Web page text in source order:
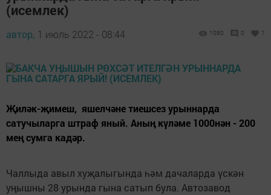
(исемлек)
автор, 1 июль 2022 - 08:44 1080 0 1
Җиләк-җимеш, яшелчәне тиешсез урыннарда
сатучыларга штраф яный. Аның күләме 1000нән - 200
мең сумга кадәр.
Чаллыда авыл хуҗалыгында һәм дачаларда үскән
уңышны 28 урында гына сатып була. Автозавод